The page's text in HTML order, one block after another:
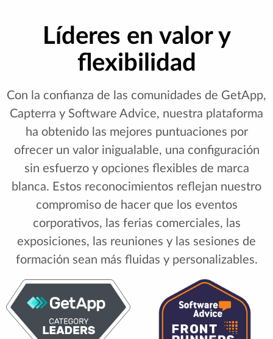
Líderes en valor y
flexibilidad
Con la confianza de las comunidades de GetApp,
Capterra y Software Advice, nuestra plataforma
ha obtenido las mejores puntuaciones por
ofrecer un valor inigualable, una configuración
sin esfuerzo y opciones flexibles de marca
blanca. Estos reconocimientos reflejan nuestro
compromiso de hacer que los eventos
corporativos, las ferias comerciales, las
exposiciones, las reuniones y las sesiones de
formación sean más fluidas y personalizables.